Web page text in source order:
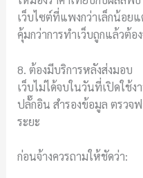
เว็บไซต์ที่แพงกว่าเล็กน้อย
คุ้มกว่าการทำเว็บถูกแล้วต้อ
8. ต้องมีบริการหลังส่งมอบ
เว็บไม่ได้จบในวันที่เปิดใช้ง
ปลั๊กอิน สำรองข้อมูล ตรวจ
ระยะ
ก่อนจ้างควรถามให้ชัดว่า: